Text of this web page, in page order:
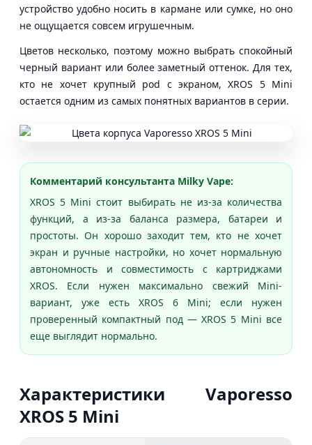
устройство удобно носить в кармане или сумке, но оно
не ощущается совсем игрушечным.
Цветов несколько, поэтому можно выбрать спокойный
черный вариант или более заметный оттенок. Для тех,
кто не хочет крупный pod с экраном, XROS 5 Mini
остается одним из самых понятных вариантов в серии.
Комментарий консультанта Milky Vape:
XROS 5 Mini стоит выбирать не из-за количества
функций, а из-за баланса размера, батареи и
простоты. Он хорошо заходит тем, кто не хочет
экран и ручные настройки, но хочет нормальную
автономность и совместимость с картриджами
XROS. Если нужен максимально свежий Mini-
вариант, уже есть XROS 6 Mini; если нужен
проверенный компактный под — XROS 5 Mini все
еще выглядит нормально.
Характеристики Vaporesso
XROS 5 Mini